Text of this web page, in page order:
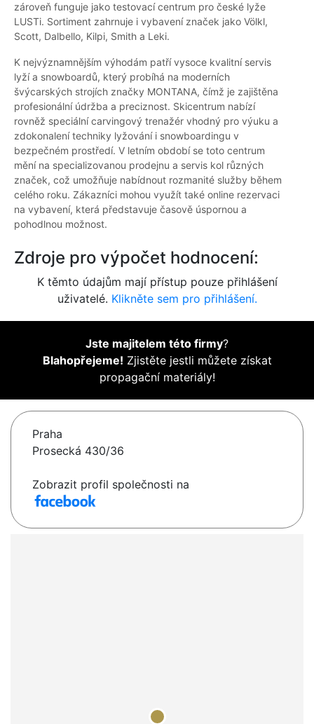
zároveň funguje jako testovací centrum pro české lyže
LUSTi. Sortiment zahrnuje i vybavení značek jako Völkl,
Scott, Dalbello, Kilpi, Smith a Leki.
K nejvýznamnějším výhodám patří vysoce kvalitní servis
lyží a snowboardů, který probíhá na moderních
švýcarských strojích značky MONTANA, čímž je zajištěna
profesionální údržba a preciznost. Skicentrum nabízí
rovněž speciální carvingový trenažér vhodný pro výuku a
zdokonalení techniky lyžování i snowboardingu v
bezpečném prostředí. V letním období se toto centrum
mění na specializovanou prodejnu a servis kol různých
značek, což umožňuje nabídnout rozmanité služby během
celého roku. Zákazníci mohou využít také online rezervaci
na vybavení, která představuje časově úspornou a
pohodlnou možnost.
Zdroje pro výpočet hodnocení:
K těmto údajům mají přístup pouze přihlášení
uživatelé. Klikněte sem pro přihlášení.
Jste majitelem této firmy?
Blahopřejeme! Zjistěte jestli můžete získat
propagační materiály!
Praha
Prosecká 430/36
Zobrazit profil společnosti na